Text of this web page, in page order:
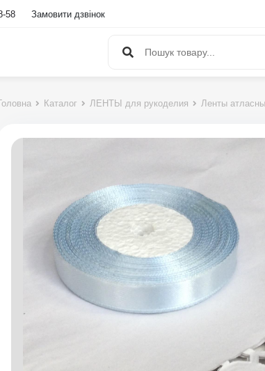
58 Замовити дзвінок
Головна Каталог ЛЕНТЫ для рукоделия Ленты